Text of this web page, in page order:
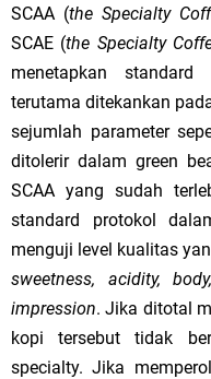
SCAA (the Specialty
SCAE (the Specialty
menetapkan
terutama ditekankan
sejumlah parameter
ditolerir dalam green
SCAA yang sudah
standard protokol
menguji level kualitas
sweetness, acidity,
impression. Jika ditotal
kopi tersebut tidak
specialty. Jika